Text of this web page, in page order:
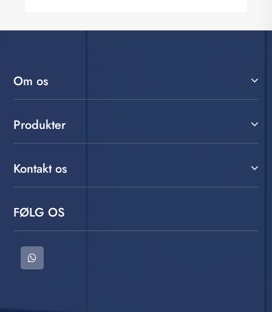
Om os
Produkter
Kontakt os
FØLG OS